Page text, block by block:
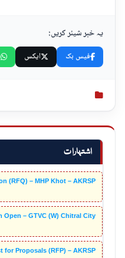
اشتہارات
(RFQ) – MHP Khot – AKRSP
Open – GTVC (W) Chitral City
for Proposals (RFP) – AKRSP
یہ خبر شیئر کریں:
فیس بک ایکس